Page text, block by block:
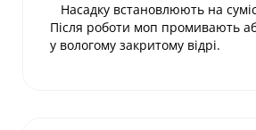
Насадку встановлюють на
Після роботи моп промивають
у вологому закритому відрі.